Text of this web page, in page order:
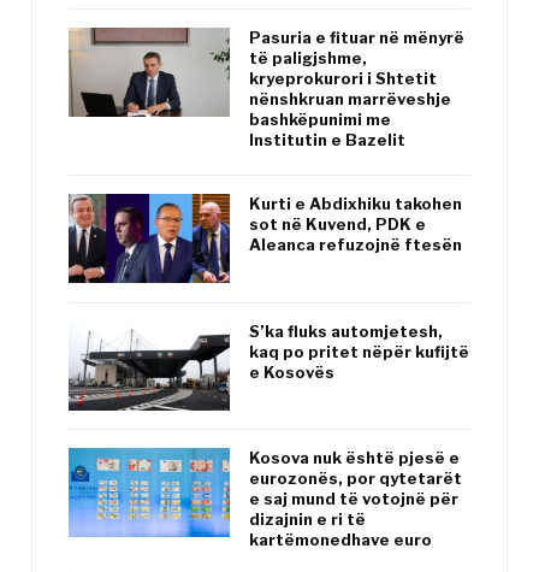
Pasuria e fituar në mënyrë
të paligjshme,
kryeprokurori i Shtetit
nënshkruan marrëveshje
bashkëpunimi me
Institutin e Bazelit
Kurti e Abdixhiku takohen
sot në Kuvend, PDK e
Aleanca refuzojnë ftesën
S’ka fluks automjetesh,
kaq po pritet nëpër kufijtë
e Kosovës
Kosova nuk është pjesë e
eurozonës, por qytetarët
e saj mund të votojnë për
dizajnin e ri të
kartëmonedhave euro